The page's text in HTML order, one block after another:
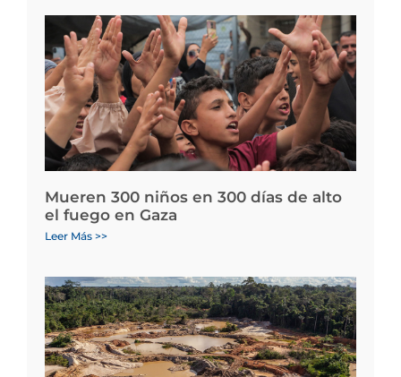
Mueren 300 niños en 300 días de alto
el fuego en Gaza
Leer Más >>